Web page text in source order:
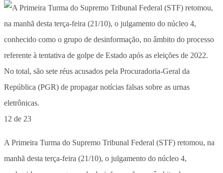
12 de 23
A Primeira Turma do Supremo Tribunal Federal (STF) retomou, na
manhã desta terça-feira (21/10), o julgamento do núcleo 4,